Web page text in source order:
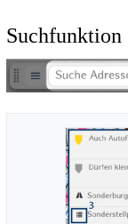
Suchfunktion